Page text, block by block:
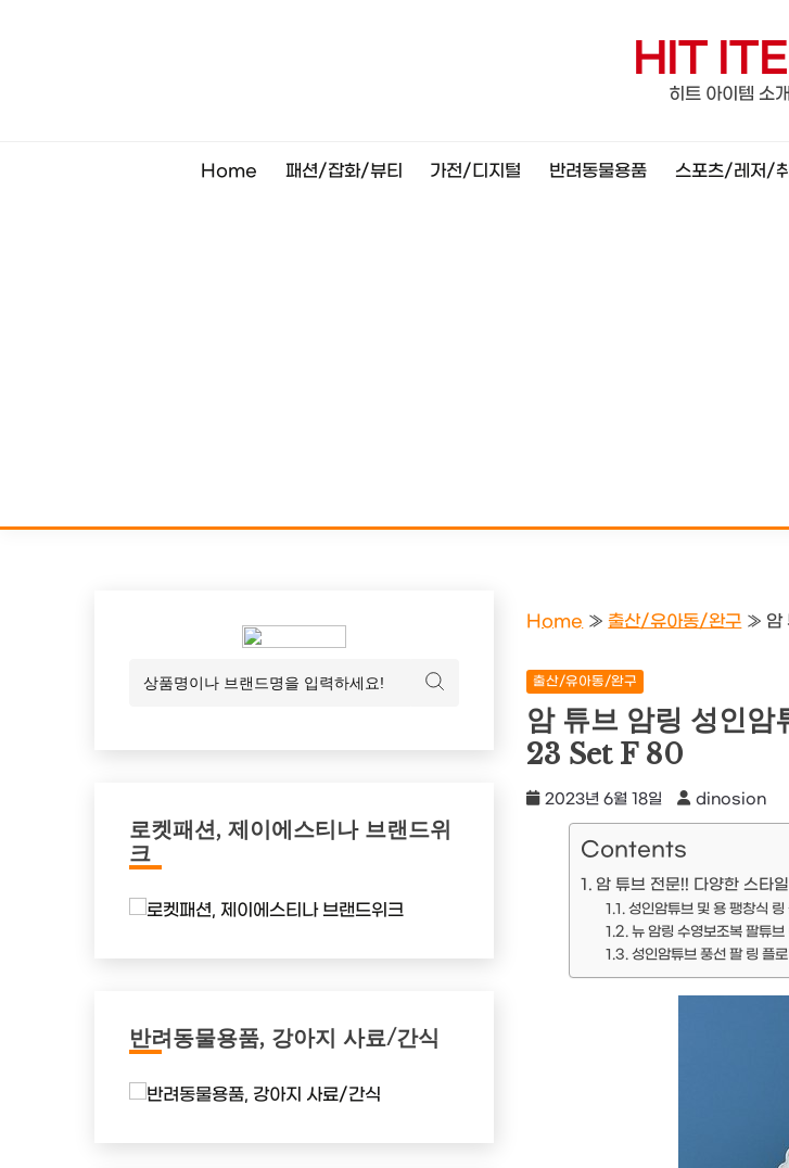
HIT
히트 아이템 소개
Home 패션/잡화/뷰티 가전/디지털 반려동물용품 스포츠/레저/
Home »출산/유아동/완구 » 암
출산/유아동/완구
암 튜브 암링 성인암
23 Set F 80
2023년 6월 18일 dinosion
Contents
암 튜브 전문!! 다양한 스타
성인암튜브 및 용 팽창식
뉴 암링 수영보조복 팔튜
성인암튜브 풍선 팔 링 플
로켓패션, 제이에스티나 브랜드위
크
반려동물용품, 강아지 사료/간식